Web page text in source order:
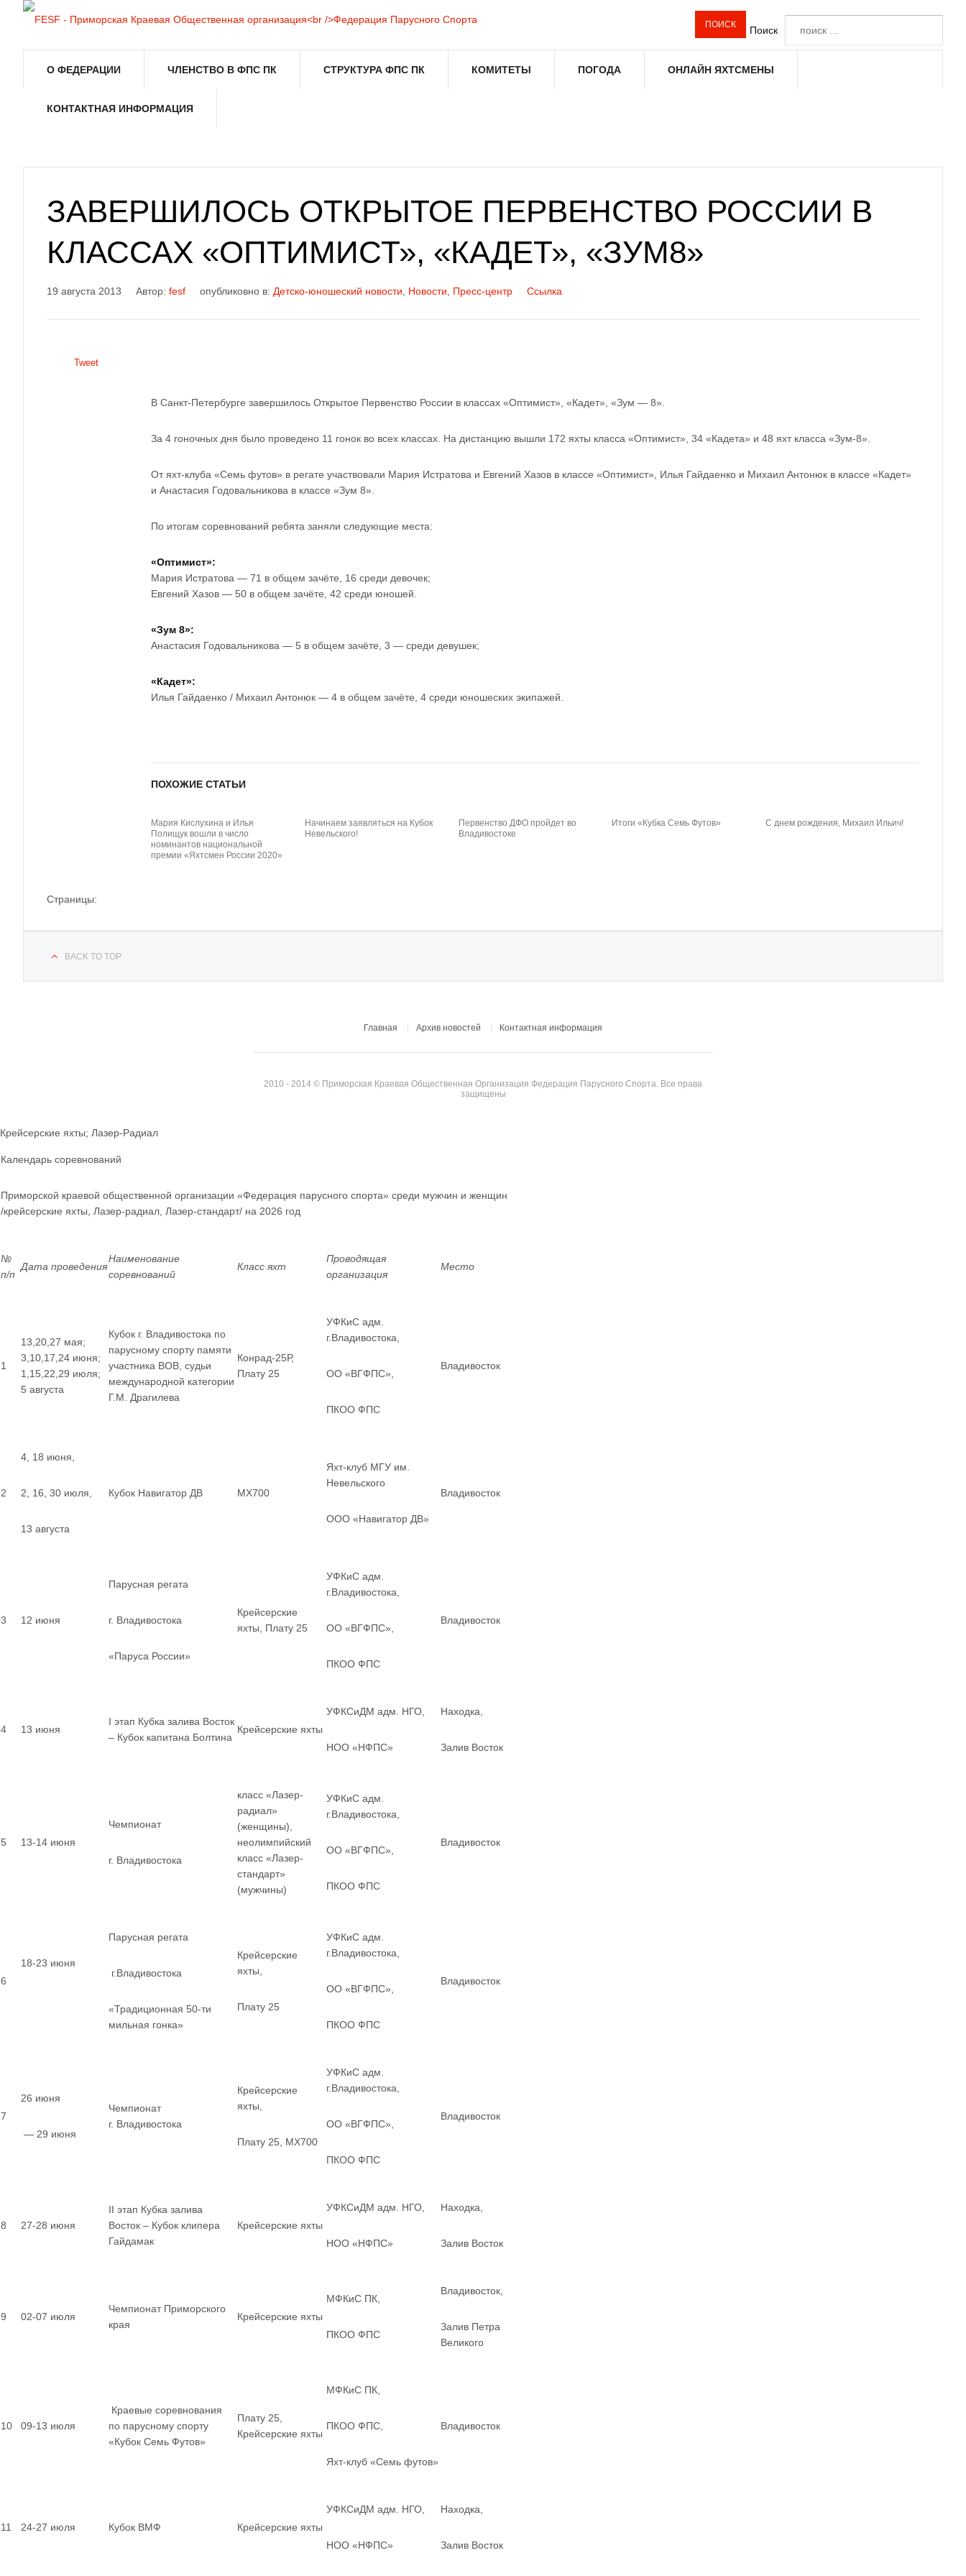
Поиск
О ФЕДЕРАЦИИ ЧЛЕНСТВО В ФПС ПК СТРУКТУРА ФПС ПК КОМИТЕТЫ ПОГОДА ОНЛАЙН ЯХТСМЕНЫ
КОНТАКТНАЯ ИНФОРМАЦИЯ
ЗАВЕРШИЛОСЬ ОТКРЫТОЕ ПЕРВЕНСТВО РОССИИ В
КЛАССАХ «ОПТИМИСТ», «КАДЕТ», «ЗУМ8»
19 августа 2013 Автор: fesf опубликовно в: Детско-юношеский новости Новости Пресс-центр Ссылка
Tweet
В Санкт-Петербурге завершилось Открытое Первенство России в классах «Оптимист», «Кадет», «Зум — 8».
За 4 гоночных дня было проведено 11 гонок во всех классах. На дистанцию вышли 172 яхты класса «Оптимист», 34 «Кадета» и 48 яхт класса «Зум-8».
От яхт-клуба «Семь футов» в регате участвовали Мария Истратова и Евгений Хазов в классе «Оптимист», Илья Гайдаенко и Михаил Антонюк в классе «Кадет»
и Анастасия Годовальникова в классе «Зум 8».
По итогам соревнований ребята заняли следующие места:
«Оптимист»:
Мария Истратова — 71 в общем зачёте, 16 среди девочек;
Евгений Хазов — 50 в общем зачёте, 42 среди юношей.
«Зум 8»:
Анастасия Годовальникова — 5 в общем зачёте, 3 — среди девушек;
«Кадет»:
Илья Гайдаенко / Михаил Антонюк — 4 в общем зачёте, 4 среди юношеских экипажей.
ПОХОЖИЕ СТАТЬИ
Мария Кислухина и Илья
Полищук вошли в число
номинантов национальной
премии «Яхтсмен России 2020»
Начинаем заявляться на Кубок
Невельского!
Первенство ДФО пройдет во
Владивостоке
Итоги «Кубка Семь Футов» С днем рождения, Михаил Ильич!
Страницы:
BACK TO TOP
Главная Архив новостей Контактная информация
2010 - 2014 © Приморская Краевая Общественная Организация Федерация Парусного Спорта. Все права
защищены
Крейсерские яхты; Лазер-Радиал
Календарь соревнований
Приморской краевой общественной организации «Федерация парусного спорта» среди мужчин и женщин
/крейсерские яхты, Лазер-радиал, Лазер-стандарт/ на 2026 год
№
п/п
Дата проведения
Наименование
соревнований
Класс яхт
Проводящая
организация
Место
1
13,20,27 мая;
3,10,17,24 июня;
1,15,22,29 июля;
5 августа
Кубок г. Владивостока по
парусному спорту памяти
участника ВОВ, судьи
международной категории
Г.М. Драгилева
Конрад-25Р,
Плату 25
УФКиС адм.
г.Владивостока,
ОО «ВГФПС»,
ПКОО ФПС
Владивосток
2
4, 18 июня,
2, 16, 30 июля,
13 августа
Кубок Навигатор ДВ MX700
Яхт-клуб МГУ им.
Невельского
ООО «Навигатор ДВ»
Владивосток
3 12 июня
Парусная регата
г. Владивостока
«Паруса России»
Крейсерские
яхты, Плату 25
УФКиС адм.
г.Владивостока,
ОО «ВГФПС»,
ПКОО ФПС
Владивосток
4 13 июня
I этап Кубка залива Восток
– Кубок капитана Болтина
Крейсерские яхты
УФКСиДМ адм. НГО,
НОО «НФПС»
Находка,
Залив Восток
5 13-14 июня
Чемпионат
г. Владивостока
класс «Лазер-
радиал»
(женщины),
неолимпийский
класс «Лазер-
стандарт»
(мужчины)
УФКиС адм.
г.Владивостока,
ОО «ВГФПС»,
ПКОО ФПС
Владивосток
6
18-23 июня
Парусная регата
г.Владивостока
«Традиционная 50-ти
мильная гонка»
Крейсерские
яхты,
Плату 25
УФКиС адм.
г.Владивостока,
ОО «ВГФПС»,
ПКОО ФПС
Владивосток
7
26 июня
— 29 июня
Чемпионат
г. Владивостока
Крейсерские
яхты,
Плату 25, MX700
УФКиС адм.
г.Владивостока,
ОО «ВГФПС»,
ПКОО ФПС
Владивосток
8 27-28 июня
II этап Кубка залива
Восток – Кубок клипера
Гайдамак
Крейсерские яхты
УФКСиДМ адм. НГО,
НОО «НФПС»
Находка,
Залив Восток
9 02-07 июля
Чемпионат Приморского
края
Крейсерские яхты
МФКиС ПК,
ПКОО ФПС
Владивосток,
Залив Петра
Великого
10 09-13 июля
Краевые соревнования
по парусному спорту
«Кубок Семь Футов»
Плату 25,
Крейсерские яхты
МФКиС ПК,
ПКОО ФПС,
Яхт-клуб «Семь футов»
Владивосток
11 24-27 июля Кубок ВМФ Крейсерские яхты
УФКСиДМ адм. НГО,
НОО «НФПС»
Находка,
Залив Восток